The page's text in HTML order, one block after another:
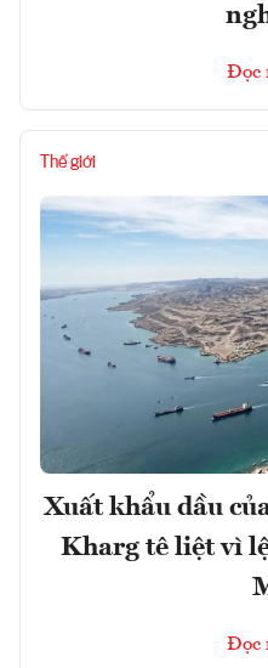
Đọc
Thế giới
Xuất khẩu dầu
Kharg tê liệt vì
Đọc